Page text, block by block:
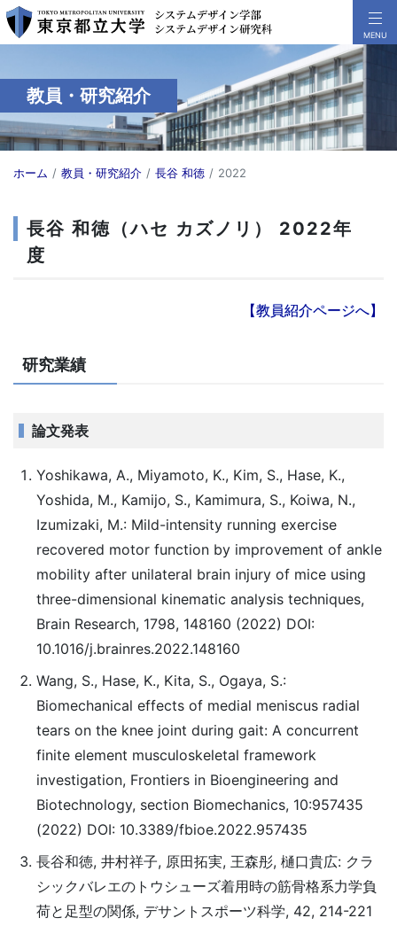
教員・研究紹介
ホーム 教員・研究紹介 長谷 和徳 2022
長谷 和徳（ハセ カズノリ） 2022年
度
【教員紹介ページへ】
研究業績
論文発表
Yoshikawa, A., Miyamoto, K., Kim, S., Hase, K.,
Yoshida, M., Kamijo, S., Kamimura, S., Koiwa, N.,
Izumizaki, M.: Mild-intensity running exercise
recovered motor function by improvement of ankle
mobility after unilateral brain injury of mice using
three-dimensional kinematic analysis techniques,
Brain Research, 1798, 148160 (2022) DOI:
10.1016/j.brainres.2022.148160
Wang, S., Hase, K., Kita, S., Ogaya, S.:
Biomechanical effects of medial meniscus radial
tears on the knee joint during gait: A concurrent
finite element musculoskeletal framework
investigation, Frontiers in Bioengineering and
Biotechnology, section Biomechanics, 10:957435
(2022) DOI: 10.3389/fbioe.2022.957435
長谷和徳, 井村祥子, 原田拓実, 王森彤, 樋口貴広: クラ
シックバレエのトウシューズ着用時の筋骨格系力学負
荷と足型の関係, デサントスポーツ科学, 42, 214-221